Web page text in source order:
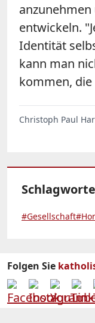
entwickeln.
Identität
kann man
kommen,
Christoph Paul
#Gesellschaft
Folgen Sie